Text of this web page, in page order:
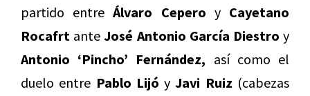
partido entreÁlvaro Cepero y Cayetano
Rocafrt anteJosé Antonio García Diestro y
Antonio ‘Pincho’ Fernández, así como el
duelo entre Pablo Lijó yJavi Ruiz (cabezas